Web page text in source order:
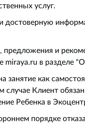
услуг.
предложения и
miraya.ru в разделе
занятие как
Клиент
Ребенка в
порядке